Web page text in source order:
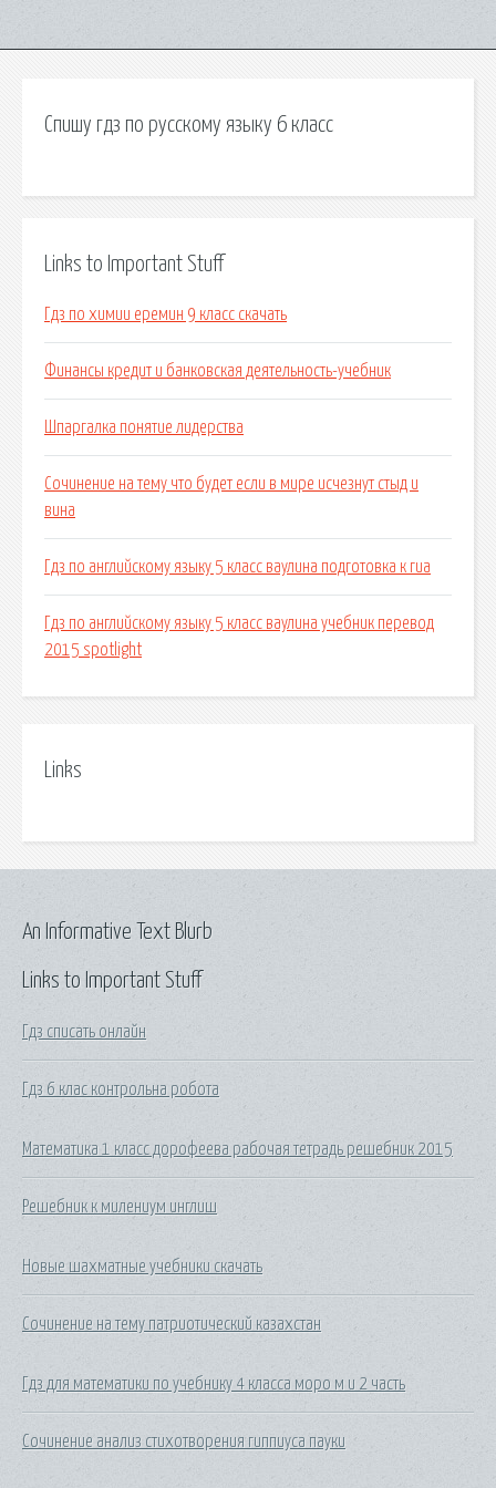
Спишу гдз по русскому языку 6 класс
Links to Important Stuff
Гдз по химии еремин 9 класс скачать
Финансы кредит и банковская деятельность-учебник
Шпаргалка понятие лидерства
Сочинение на тему что будет если в мире исчезнут стыд и
вина
Гдз по английскому языку 5 класс ваулина подготовка к гиа
Гдз по английскому языку 5 класс ваулина учебник перевод
2015 spotlight
Links
Links to Important Stuff
Гдз списать онлайн
Гдз 6 клас контрольна робота
Математика 1 класс дорофеева рабочая тетрадь решебник 2015
Решебник к милениум инглиш
Новые шахматные учебники скачать
Сочинение на тему патриотический казахстан
Гдз для математики по учебнику 4 класса моро м и 2 часть
Сочинение анализ стихотворения гиппиуса пауки
An Informative Text Blurb